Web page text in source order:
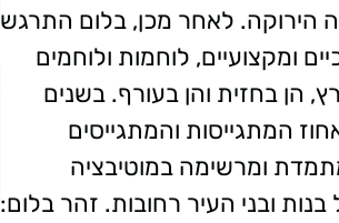
הירוקה. לאחר מכן, בלום התרגש
ומקצועיים, לוחמות ולוחמים
הן בחזית והן בעורף. בשנים
המתגייסות והמתגייסים
ומרשימה במוטיבציה
ובני העיר רחובות. זהר בלום: